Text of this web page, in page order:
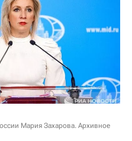
Мария Захарова. Архивное